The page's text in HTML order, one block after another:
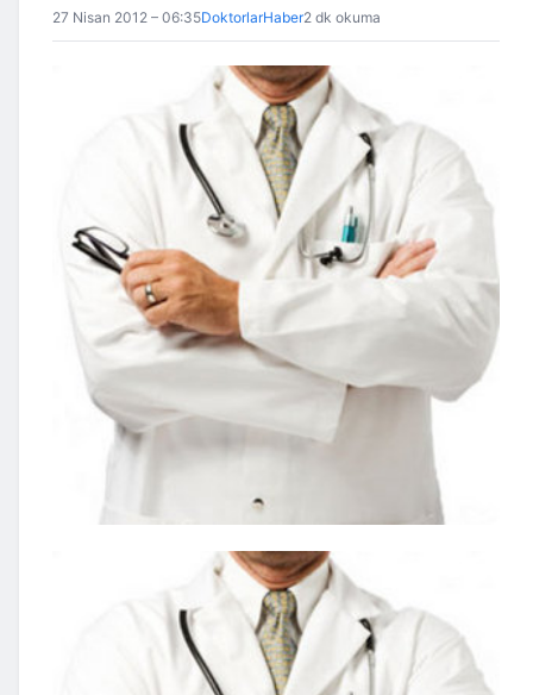
27 Nisan 2012 – 06:35DoktorlarHaber2 dk okuma